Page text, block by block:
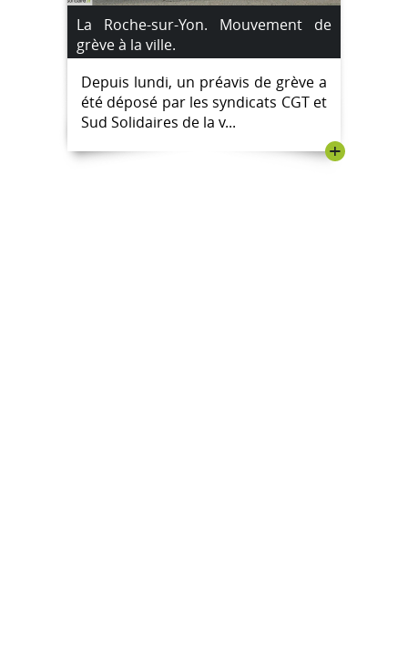
La Roche-sur-Yon. Mouvement de
grève à la ville.
Depuis lundi, un préavis de grève a
été déposé par les syndicats CGT et
Sud Solidaires de la v...
+